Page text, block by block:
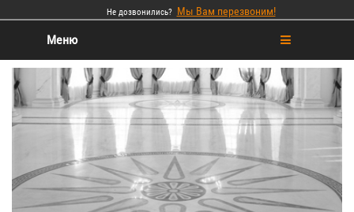
Не дозвонились? Мы Вам перезвоним!
Меню